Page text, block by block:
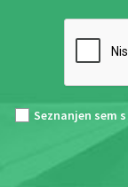
Seznanjen sem s